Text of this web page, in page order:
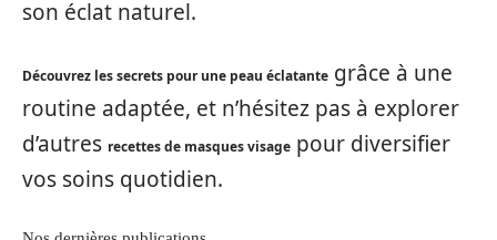
son éclat naturel.
Découvrez les secrets pour une peau éclatante grâce à une
routine adaptée, et n’hésitez pas à explorer
d’autres recettes de masques visage pour diversifier
vos soins quotidien.